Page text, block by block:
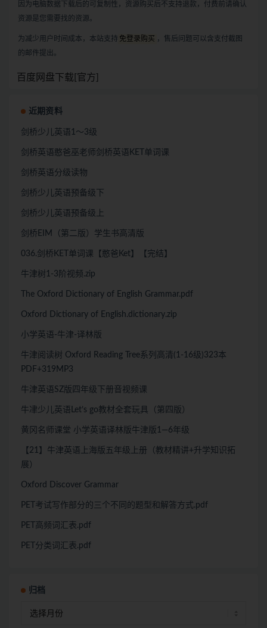
因为电脑数据下载后的可复制性，资源购买后不支持退款，付费前请确认
资源是您需要找的资源。
为减少用户时间成本，本站支持 免登录购买 ，售后问题可以含支付截图
的邮件提出。
百度网盘下载[官方]
近期资料
剑桥少儿英语1～3级
剑桥英语憨爸巫老师剑桥英语KET单词课
剑桥英语分级读物
剑桥少儿英语预备级下
剑桥少儿英语预备级上
剑桥EIM（第二版）学生书高清版
036.剑桥KET单词课【憨爸Ket】【完结】
牛津树1-3阶视频.zip
The Oxford Dictionary of English Grammar.pdf
Oxford Dictionary of English.dictionary.zip
小学英语-牛津-译林版
牛津阅读树 Oxford Reading Tree系列高清(1-16级)323本
PDF+319MP3
牛津英语SZ版四年级下册音视频课
牛冿少儿英语Let’s go教材全套玩具（第四版）
黄冈名师课堂 小学英语译林版牛津版1—6年级
【21】牛津英语上海版五年级上册（教材精讲+升学知识拓
展）
Oxford Discover Grammar
PET考试写作部分的三个不同的题型和解答方式.pdf
PET高频词汇表.pdf
PET分类词汇表.pdf
归档